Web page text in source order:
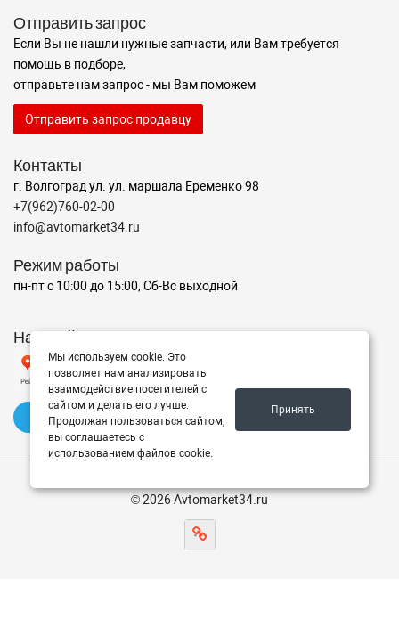
Отправить запрос
Если Вы не нашли нужные запчасти, или Вам требуется
помощь в подборе,
отправьте нам запрос - мы Вам поможем
Отправить запрос продавцу
Контакты
г. Волгоград ул. ул. маршала Еременко 98
+7(962)760-02-00
info@avtomarket34.ru
Режим работы
пн-пт с 10:00 до 15:00, Сб-Вс выходной
Наш рейтинг на Яндексе
✍️ Оставить отзыв
© 2026 Avtomarket34.ru
Мы используем cookie. Это
позволяет нам анализировать
взаимодействие посетителей с
сайтом и делать его лучше.
Продолжая пользоваться сайтом,
вы соглашаетесь с
использованием файлов cookie.
Принять